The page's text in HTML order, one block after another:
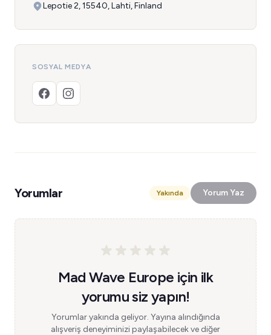
Lepotie 2, 15540, Lahti, Finland
SOSYAL MEDYA
Yorumlar Yakında Yorum Yaz
Mad Wave Europe için ilk
yorumu siz yapın!
Yorumlar yakında geliyor. Yayına alındığında
alışveriş deneyiminizi paylaşabilecek ve diğer